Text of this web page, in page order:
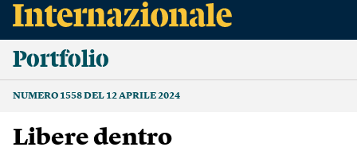
Portfolio
NUMERO 1558 DEL 12 APRILE 2024
Libere dentro